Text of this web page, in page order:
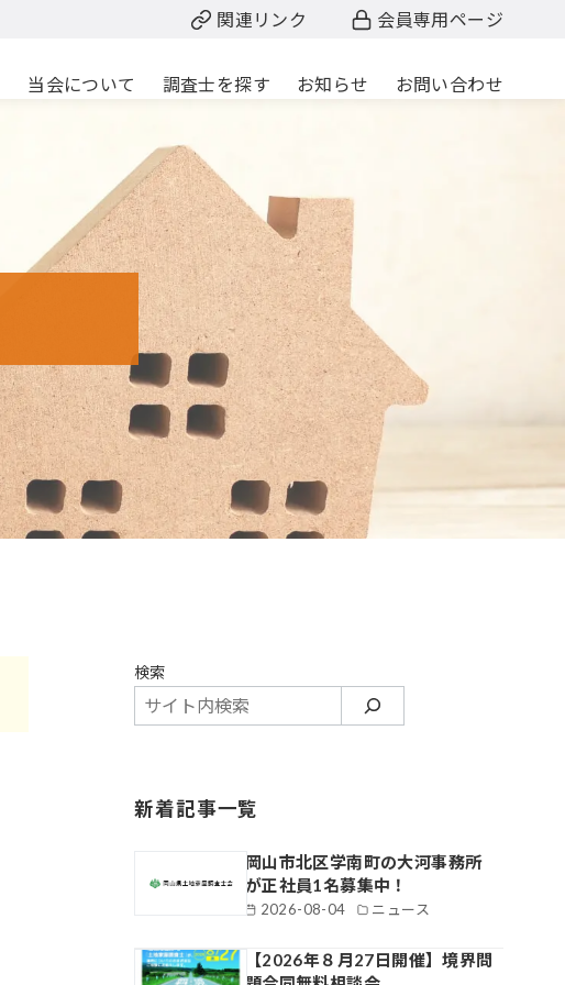
関連リンク 会員専用ページ
当会について 調査士を探す お知らせ お問い合わせ
検索
新着記事一覧
2026-08-04 ニュース
岡山市北区学南町の大河事務所
が正社員1名募集中！
【2026年８月27日開催】境界問